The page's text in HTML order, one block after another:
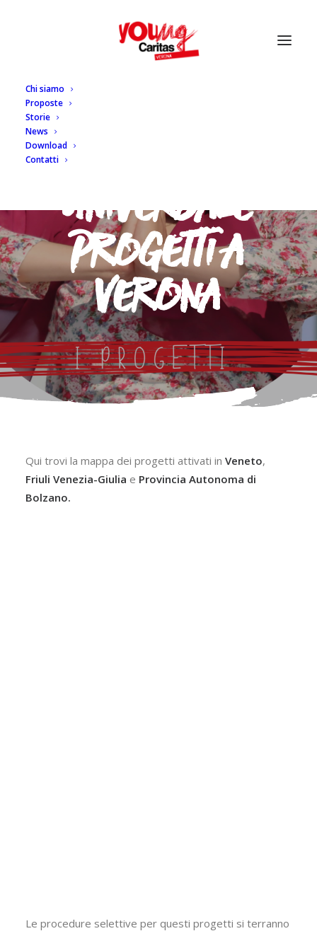
Chi siamo
Proposte
Storie
News
Download
Contatti
Ser
Universale
Progettia
Verona
Qui trovi la mappa dei progetti attivati in Veneto,
Friuli Venezia-Giulia e Provincia Autonoma di
Bolzano.
Le procedure selettive per questi progetti si terranno